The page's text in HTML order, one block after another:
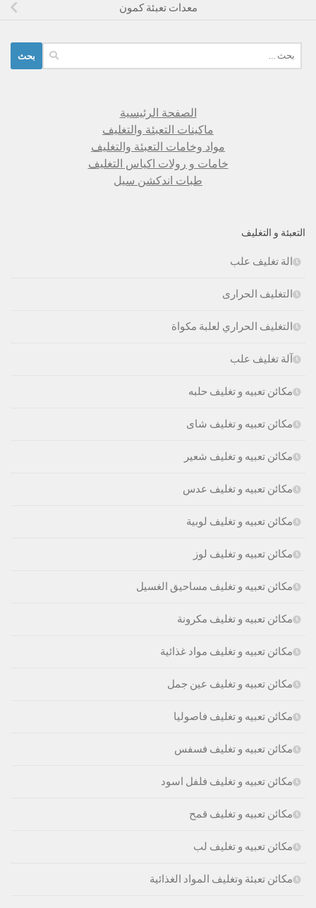
معدات تعبئة كمون
عن:
الصفحة الرئيسية
ماكينات التعبئة والتغليف
مواد وخامات التعبئة والتغليف
خامات و رولات اكياس التغليف
طبات اندكشن سيل
التعبئة و التغليف
الة تغليف علب
التغليف الحرارى
التغليف الحراري لعلبة مكواة
آلة تغليف علب
مكائن تعبيه و تغليف حلبه
مكائن تعبيه و تغليف شاى
مكائن تعبيه و تغليف شعير
مكائن تعبيه و تغليف عدس
مكائن تعبيه و تغليف لوبية
مكائن تعبيه و تغليف لوز
مكائن تعبيه و تغليف مساحيق الغسيل
مكائن تعبيه و تغليف مكرونة
مكائن تعبيه و تغليف مواد غذائية
مكائن تعبيه و تغليف عين جمل
مكائن تعبيه و تغليف فاصوليا
مكائن تعبيه و تغليف فسفس
مكائن تعبيه و تغليف فلفل اسود
مكائن تعبيه و تغليف قمح
مكائن تعبيه و تغليف لب
مكائن تعبئة وتغليف المواد الغذائية